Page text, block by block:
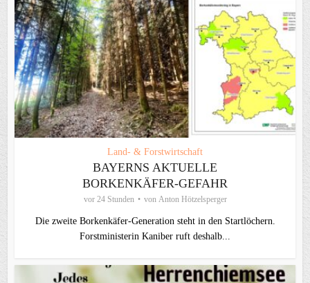
Land- & Forstwirtschaft
BAYERNS AKTUELLE
BORKENKÄFER-GEFAHR
vor 24 Stunden von Anton Hötzelsperger
Die zweite Borkenkäfer-Generation steht in den Startlöchern.
Forstministerin Kaniber ruft deshalb...